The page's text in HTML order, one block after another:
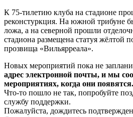
К 75-тилетию клуба на стадионе
реконстуркция. На южной трибуне
ложа, а на северной прошли
стадиона размещена статуя жёлтой
прозвища «Вильярреала».
Новых мероприятий пока не
адрес электронной почты, и мы
мероприятиях, когда они появятся.
Что-то пошло не так, попробуйте
службу поддержки.
Пожалуйста, дождитесь